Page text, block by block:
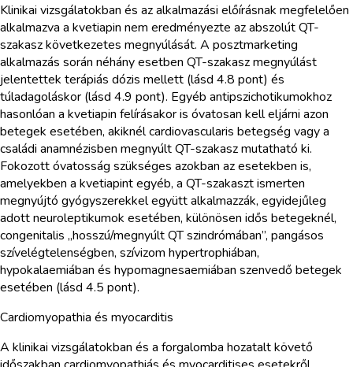
Klinikai vizsgálatokban és az alkalmazási előírásnak megfelelően
alkalmazva a kvetiapin nem eredményezte az abszolút QT-
szakasz következetes megnyúlását. A posztmarketing
alkalmazás során néhány esetben QT-szakasz megnyúlást
jelentettek terápiás dózis mellett (lásd 4.8 pont) és
túladagoláskor (lásd 4.9 pont). Egyéb antipszichotikumokhoz
hasonlóan a kvetiapin felírásakor is óvatosan kell eljárni azon
betegek esetében, akiknél cardiovascularis betegség vagy a
családi anamnézisben megnyúlt QT-szakasz mutatható ki.
Fokozott óvatosság szükséges azokban az esetekben is,
amelyekben a kvetiapint egyéb, a QT-szakaszt ismerten
megnyújtó gyógyszerekkel együtt alkalmazzák, egyidejűleg
adott neuroleptikumok esetében, különösen idős betegeknél,
congenitalis „hosszú/megnyúlt QT szindrómában”, pangásos
szívelégtelenségben, szívizom hypertrophiában,
hypokalaemiában és hypomagnesaemiában szenvedő betegek
esetében (lásd 4.5 pont).
Cardiomyopathia és myocarditis
A klinikai vizsgálatokban és a forgalomba hozatalt követő